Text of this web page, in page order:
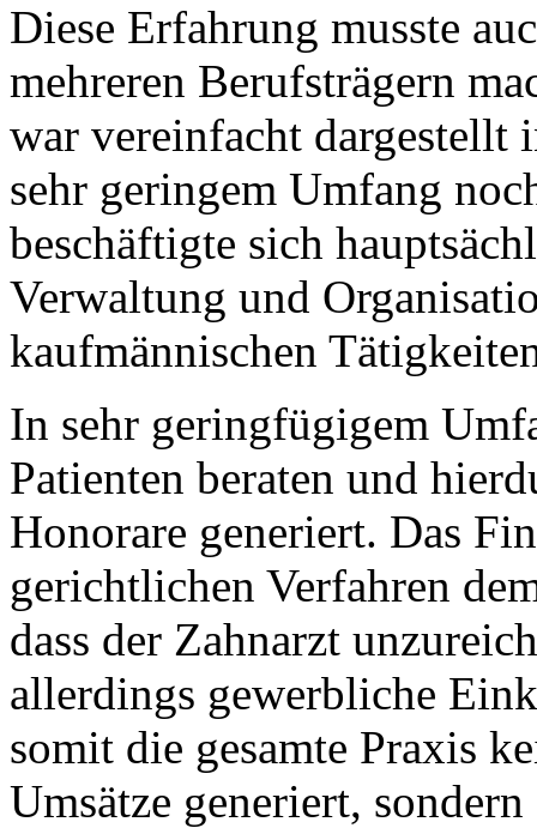
Diese Erfahrung musste
mehreren Berufsträgern
war vereinfacht dargestellt
sehr geringem Umfang
beschäftigte sich
Verwaltung und
kaufmännischen
In sehr geringfügigem
Patienten beraten und
Honorare generiert. Das
gerichtlichen Verfahren
dass der Zahnarzt
allerdings gewerbliche
somit die gesamte Praxis
Umsätze generiert,